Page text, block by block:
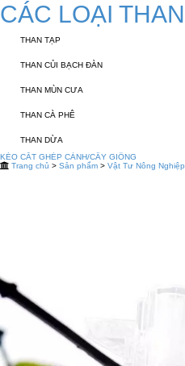
CÁC LOẠI THAN
THAN TẠP
THAN CỦI BẠCH ĐÀN
THAN MÙN CƯA
THAN CÀ PHÊ
THAN DỪA
KÉO CẮT GHÉP CÀNH/CÂY GIỐNG
Trang chủ > Sản phẩm > Vật Tư Nông Nghiệp